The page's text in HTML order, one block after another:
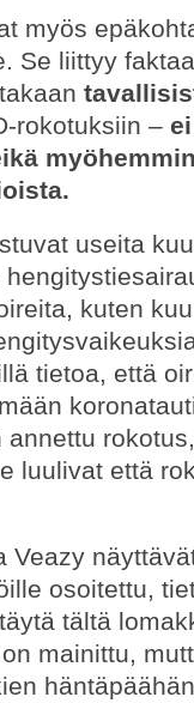
myös
Se liittyy
rokotuksiin –
useita
kuten
tietoa, että
luulivat että
Veazy
osoitettu,
tältä
mainittu,